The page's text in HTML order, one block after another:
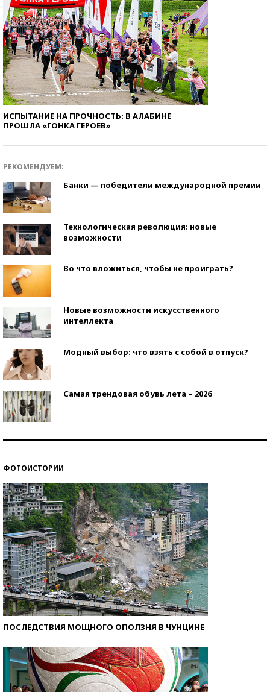
ИСПЫТАНИЕ НА ПРОЧНОСТЬ: В АЛАБИНЕ
ПРОШЛА «ГОНКА ГЕРОЕВ»
РЕКОМЕНДУЕМ:
Банки — победители международной премии
Технологическая революция: новые
возможности
Во что вложиться, чтобы не проиграть?
Новые возможности искусственного
интеллекта
Модный выбор: что взять с собой в отпуск?
Самая трендовая обувь лета – 2026
ФОТОИСТОРИИ
ПОСЛЕДСТВИЯ МОЩНОГО ОПОЛЗНЯ В ЧУНЦИНЕ